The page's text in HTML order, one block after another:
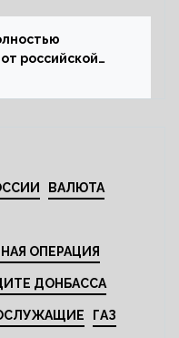
российской
ВАЛЮТА
ОПЕРАЦИЯ
ДОНБАССА
ГАЗ